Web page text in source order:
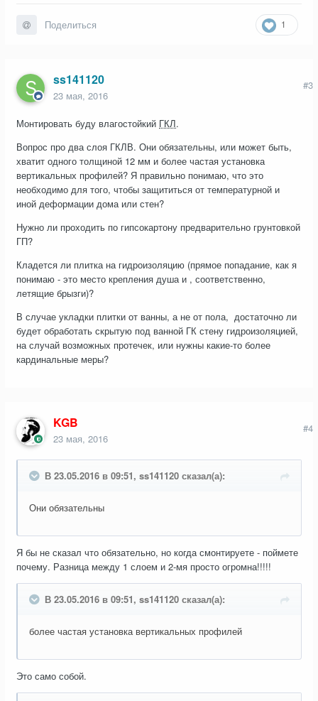
1
Поделиться
ss141120
23 мая, 2016
#3
Монтировать буду влагостойкий ГКЛ.
Вопрос про два слоя ГКЛВ. Они обязательны, или может быть,
хватит одного толщиной 12 мм и более частая установка
вертикальных профилей? Я правильно понимаю, что это
необходимо для того, чтобы защититься от температурной и
иной деформации дома или стен?
Нужно ли проходить по гипсокартону предварительно грунтовкой
ГП?
Кладется ли плитка на гидроизоляцию (прямое попадание, как я
понимаю - это место крепления душа и , соответственно,
летящие брызги)?
В случае укладки плитки от ванны, а не от пола, достаточно ли
будет обработать скрытую под ванной ГК стену гидроизоляцией,
на случай возможных протечек, или нужны какие-то более
кардинальные меры?
KGB
23 мая, 2016
#4
В 23.05.2016 в 09:51, ss141120 сказал(а):
Они обязательны
Я бы не сказал что обязательно, но когда смонтируете - поймете
почему. Разница между 1 слоем и 2-мя просто огромна!!!!!
В 23.05.2016 в 09:51, ss141120 сказал(а):
более частая установка вертикальных профилей
Это само собой.